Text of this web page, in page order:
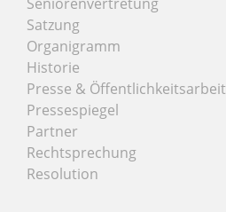
Satzung
Organigramm
Historie
Presse & Öffentlichkeitsarbeit
Pressespiegel
Partner
Rechtsprechung
Resolution